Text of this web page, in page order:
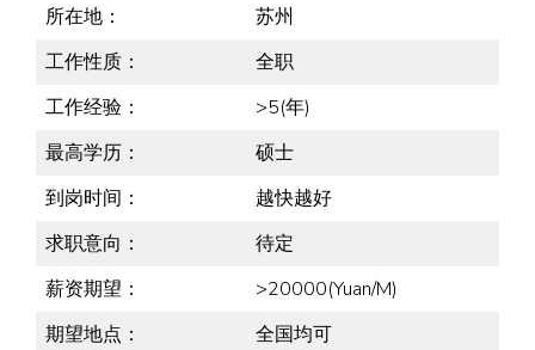
所在地：
苏州
工作性质：
全职
工作经验：
>5(年)
最高学历：
硕士
到岗时间：
越快越好
求职意向：
待定
薪资期望：
>20000(Yuan/M)
期望地点：
全国均可